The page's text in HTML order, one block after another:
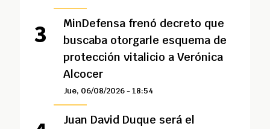
MinDefensa frenó decreto que
buscaba otorgarle esquema de
protección vitalicio a Verónica
Alcocer
Jue, 06/08/2026 - 18:54
Juan David Duque será el